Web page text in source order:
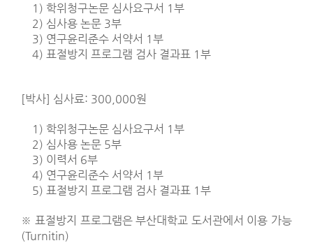
1) 학위청구논문 심사요구서 1 부
2) 심사용 논문 3부
3) 연구윤리준수 서약서 1 부
4) 표절방지 프로그램 검사 결과표 1 부
[박사] 심사료: 300,000원
1) 학위청구논문 심사요구서 1 부
2) 심사용 논문 5부
3) 이력서 6부
4) 연구윤리준수 서약서 1 부
5) 표절방지 프로그램 검사 결과표 1 부
※ 표절방지 프로그램은 부산대학교 도서관에서 이용 가능
(Turnitin)